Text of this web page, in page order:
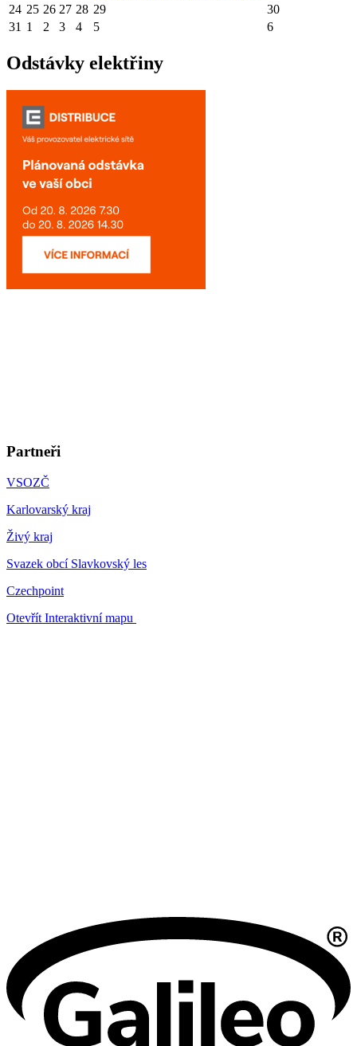
24 25 26 27 28 29
30
31 1 2 3 4 5 6
Odstávky elektřiny
Partneři
VSOZČ
Karlovarský kraj
Živý kraj
Svazek obcí Slavkovský les
Czechpoint
Otevřít Interaktivní mapu